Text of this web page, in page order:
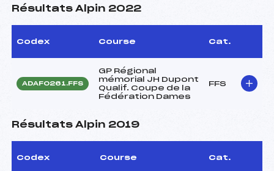
Résultats Alpin 2022
Codex Course Cat.
ADAF0261.FFS
GP Régional
mémorial JH Dupont
Qualif. Coupe de la
Fédération Dames
FFS
Résultats Alpin 2019
Codex Course Cat.